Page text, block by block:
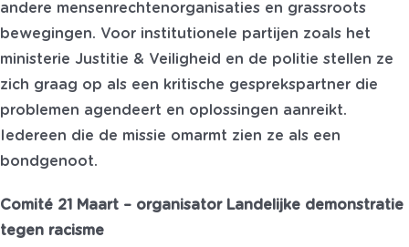
andere mensenrechtenorganisaties en grassroots
bewegingen. Voor institutionele partijen zoals het
ministerie Justitie & Veiligheid en de politie stellen ze
zich graag op als een kritische gesprekspartner die
problemen agendeert en oplossingen aanreikt.
Iedereen die de missie omarmt zien ze als een
bondgenoot.
Comité 21 Maart – organisator Landelijke demonstratie
tegen racisme